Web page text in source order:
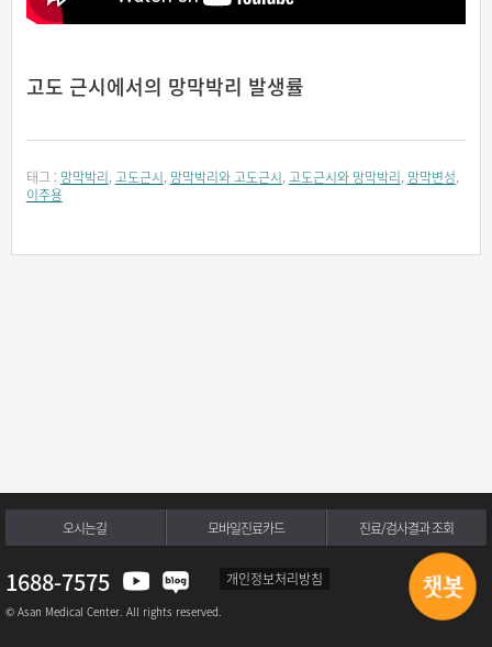
고도 근시에서의 망막박리 발생률
태그 : 망막박리, 고도근시, 망막박리와 고도근시, 고도근시와 망막박리, 망막변성,
이주용
오시는길 모바일진료카드 진료/검사결과 조회
1688-7575 개인정보처리방침
© Asan Medical Center. All rights reserved.